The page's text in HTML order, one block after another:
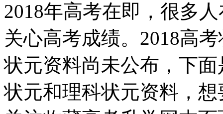
2018年高考在即，很多
关心高考成绩。2018高
状元资料尚未公布，下
状元和理科状元资料，